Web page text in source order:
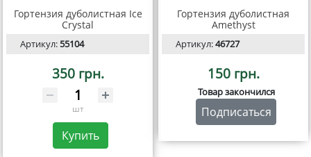
Гортензия дуболистная Ice
Crystal
Артикул:55104
350 грн.
шт
Купить
Гортензия дуболистная
Amethyst
Артикул:46727
150 грн.
Товар закончился
Подписаться